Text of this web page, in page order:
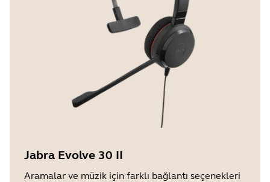
Jabra Evolve 30 II
Aramalar ve müzik için farklı bağlantı seçenekleri